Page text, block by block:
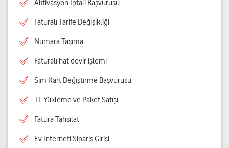
Aktivasyon İptali Başvurusu
Faturalı Tarife Değişikliği
Numara Taşıma
Faturalı hat devir işlemi
Sim Kart Değiştirme Başvurusu
TL Yükleme ve Paket Satışı
Fatura Tahsilat
Ev İnterneti Sipariş Girişi